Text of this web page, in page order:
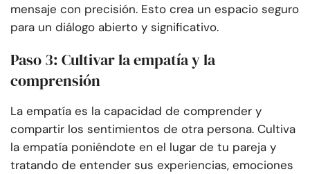
mensaje con precisión. Esto crea un espacio seguro
para un diálogo abierto y significativo.
Paso 3: Cultivar la empatía y la
comprensión
La empatía es la capacidad de comprender y
compartir los sentimientos de otra persona. Cultiva
la empatía poniéndote en el lugar de tu pareja y
tratando de entender sus experiencias, emociones